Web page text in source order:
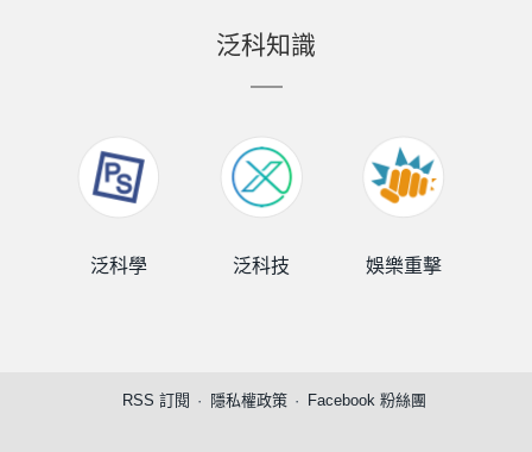
泛科知識
泛科學 泛科技 娛樂重擊
RSS 訂閱 隱私權政策 Facebook 粉絲團